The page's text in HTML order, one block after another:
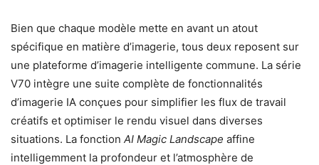
Bien que chaque modèle mette en avant un atout
spécifique en matière d’imagerie, tous deux reposent sur
une plateforme d’imagerie intelligente commune. La série
V70 intègre une suite complète de fonctionnalités
d’imagerie IA conçues pour simplifier les flux de travail
créatifs et optimiser le rendu visuel dans diverses
situations. La fonction AI Magic Landscape affine
intelligemment la profondeur et l’atmosphère de